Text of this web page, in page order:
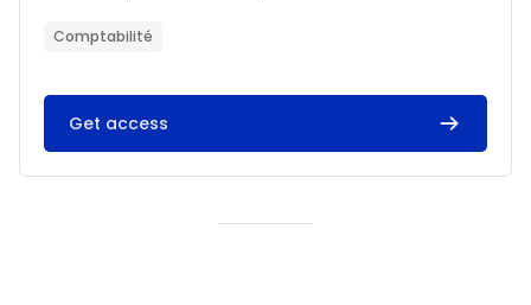
Comptabilité
Get access